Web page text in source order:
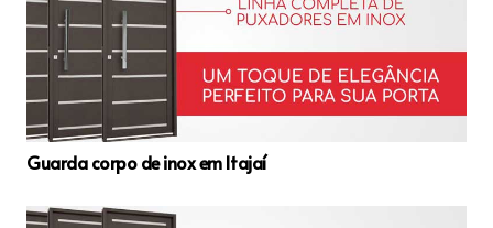
Guarda corpo de inox em Itajaí